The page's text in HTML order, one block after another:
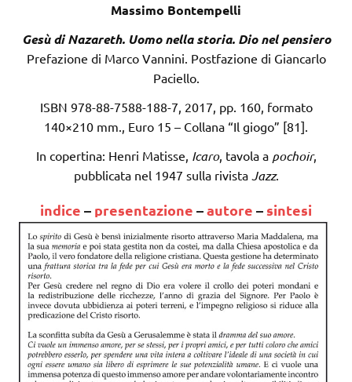
Massimo Bontempelli
Gesù di Nazareth. Uomo nella storia. Dio nel pensiero
Prefazione di Marco Vannini. Postfazione di Giancarlo
Paciello.
ISBN 978-88-7588-188-7, 2017, pp. 160, formato
140×210 mm., Euro 15 – Collana “Il giogo” [81].
In copertina: Henri Matisse, Icaro, tavola a pochoir,
pubblicata nel 1947 sulla rivista Jazz.
indice – presentazione –autore – sintesi